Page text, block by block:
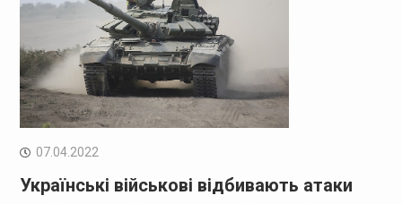
07.04.2022
Українські військові відбивають атаки